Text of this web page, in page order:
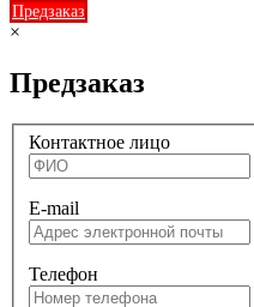
Предзаказ
×
Предзаказ
Контактное лицо
E-mail
Телефон